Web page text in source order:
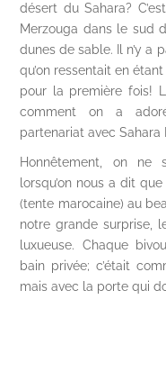
désert du Sahara?
Merzouga dans le sud
dunes de sable. Il n’y a
qu’on ressentait en
pour la première fois!
comment on a
partenariat avec Sahara
Honnêtement, on ne
lorsqu’on nous a dit
(tente marocaine) au
notre grande surprise,
luxueuse. Chaque
bain privée; c’était
mais avec la porte qui